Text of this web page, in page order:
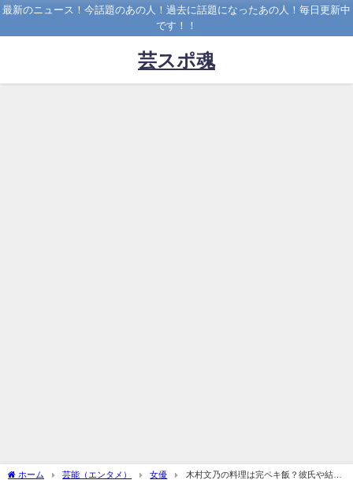
最新のニュース！今話題のあの人！過去に話題になったあの人！毎日更新中
です！！
芸スポ魂
ホーム 芸能（エンタメ） 女優
木村文乃の料理は完ペキ飯？彼氏や結